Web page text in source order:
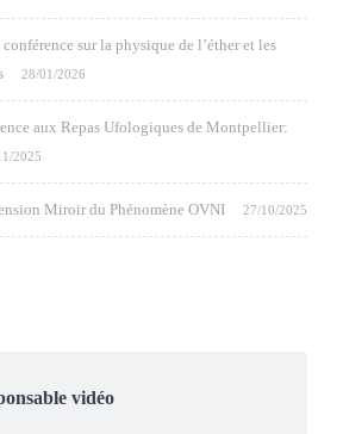
sur la physique de l’éther et les
28/01/2026
aux Repas Ufologiques de Montpellier:
2025
Miroir du Phénomène OVNI 27/10/2025
vidéo